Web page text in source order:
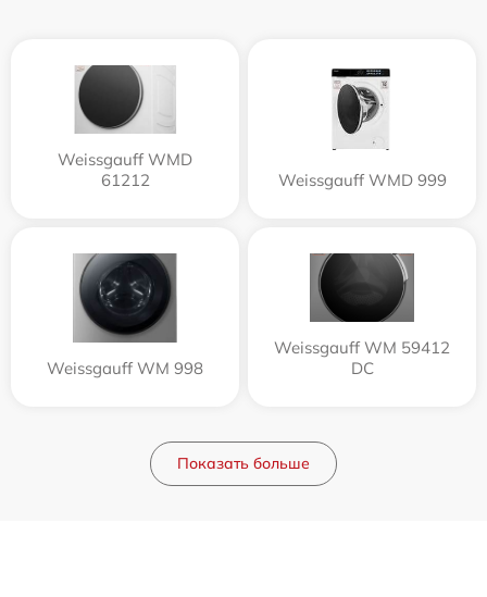
Weissgauff WMD
61212
Weissgauff WMD 999
Weissgauff WM 998
Weissgauff WM 59412
DC
Показать больше